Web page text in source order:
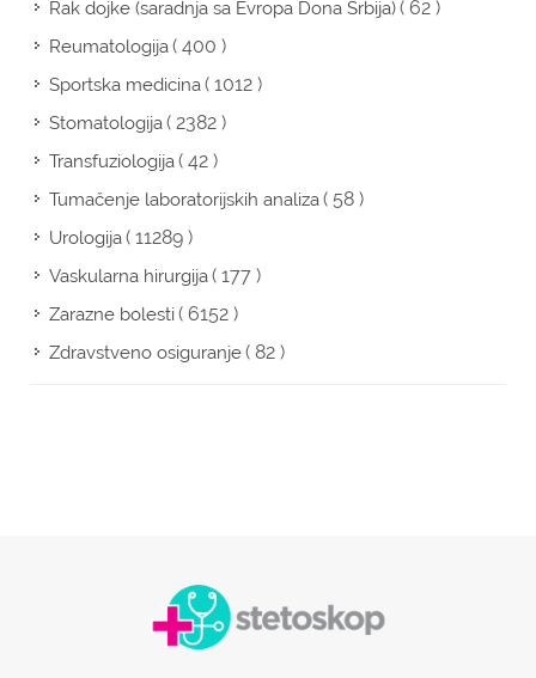
Rak dojke (saradnja sa Evropa Dona Srbija)( 62 )
Reumatologija( 400 )
Sportska medicina( 1012 )
Stomatologija( 2382 )
Transfuziologija( 42 )
Tumačenje laboratorijskih analiza( 58 )
Urologija( 11289 )
Vaskularna hirurgija( 177 )
Zarazne bolesti( 6152 )
Zdravstveno osiguranje( 82 )